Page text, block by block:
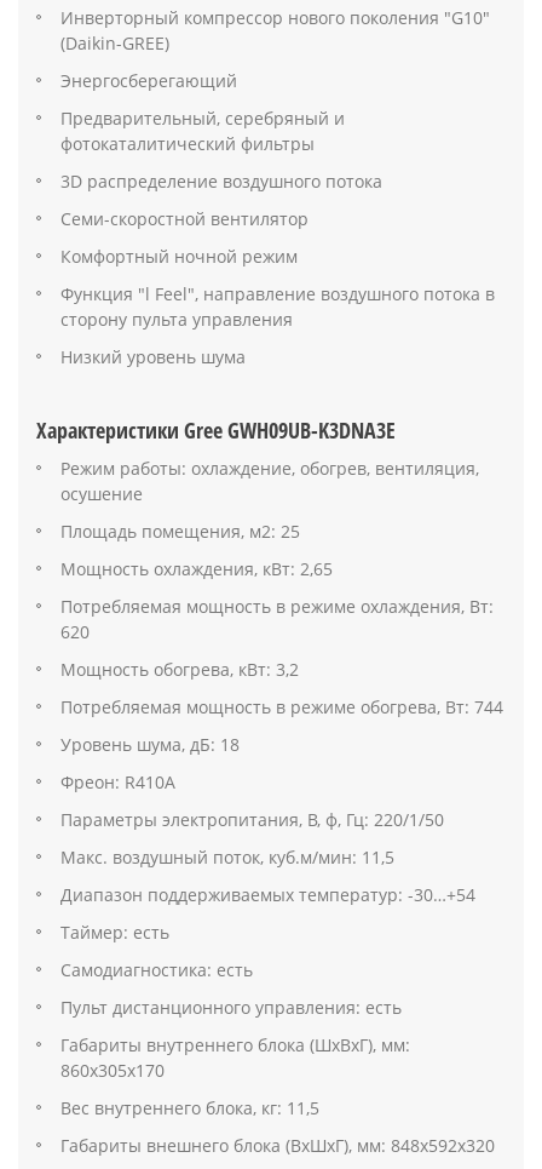
Инверторный компрессор нового поколения "G10"
(Daikin-GREE)
Энергосберегающий
Предварительный, серебряный и
фотокаталитический фильтры
3D распределение воздушного потока
Семи-скоростной вентилятор
Комфортный ночной режим
Функция "l Feel", направление воздушного потока в
сторону пульта управления
Низкий уровень шума
Характеристики Gree GWH09UB-K3DNA3E
Режим работы: охлаждение, обогрев, вентиляция,
осушение
Площадь помещения, м2: 25
Мощность охлаждения, кВт: 2,65
Потребляемая мощность в режиме охлаждения, Вт:
620
Мощность обогрева, кВт: 3,2
Потребляемая мощность в режиме обогрева, Вт: 744
Уровень шума, дБ: 18
Фреон: R410A
Параметры электропитания, В, ф, Гц: 220/1/50
Макс. воздушный поток, куб.м/мин: 11,5
Диапазон поддерживаемых температур: -30…+54
Таймер: есть
Самодиагностика: есть
Пульт дистанционного управления: есть
Габариты внутреннего блока (ШхВхГ), мм:
860х305х170
Вес внутреннего блока, кг: 11,5
Габариты внешнего блока (ВхШхГ), мм: 848х592х320